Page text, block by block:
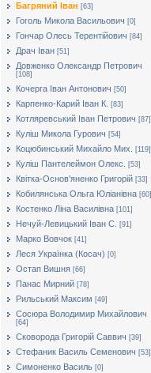
Багряний Іван [63]
Гоголь Микола Васильович [0]
Гончар Олесь Терентійович [84]
Драч Іван [51]
Довженко Олександр Петрович
[108]
Кочерга Іван Антонович [50]
Карпенко-Карий Іван К. [83]
Котляревський Іван Петрович [87]
Куліш Микола Гурович [54]
Коцюбинський Михайло Мих. [119]
Куліш Пантелеймон Олекс. [53]
Квітка-Основ'яненко Григорій [33]
Кобилянська Ольга Юліанівна [60]
Костенко Ліна Василівна [101]
Нечуй-Левицький Іван С. [91]
Марко Вовчок [41]
Леся Українка (Косач) [0]
Остап Вишня [66]
Панас Мирний [78]
Рильський Максим [49]
Сосюра Володимир Михайлович
[64]
Сковорода Григорій Саввич [39]
Стефаник Василь Семенович [53]
Симоненко Василь [0]